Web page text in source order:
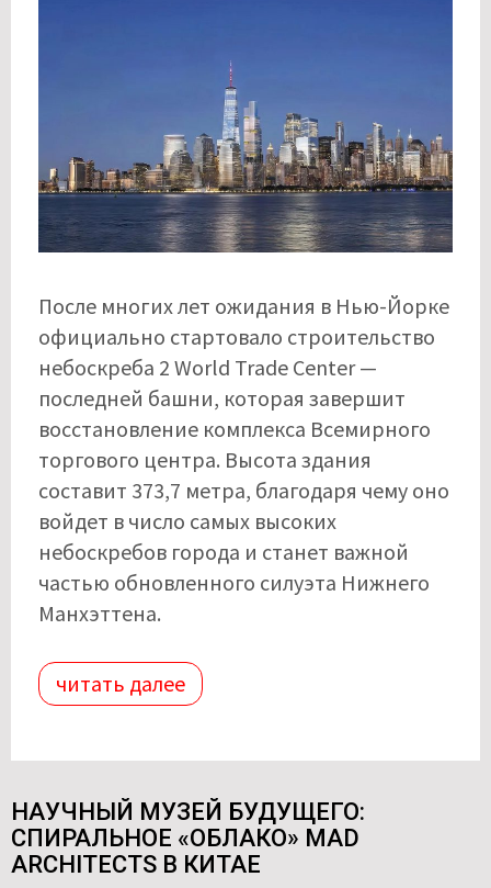
После многих лет ожидания в Нью-Йорке
официально стартовало строительство
небоскреба 2 World Trade Center —
последней башни, которая завершит
восстановление комплекса Всемирного
торгового центра. Высота здания
составит 373,7 метра, благодаря чему оно
войдет в число самых высоких
небоскребов города и станет важной
частью обновленного силуэта Нижнего
Манхэттена.
читать далее
НАУЧНЫЙ МУЗЕЙ БУДУЩЕГО:
СПИРАЛЬНОЕ «ОБЛАКО» MAD
ARCHITECTS В КИТАЕ